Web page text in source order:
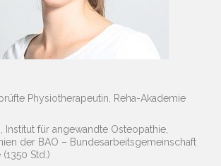
Physiotherapeutin, Reha-Akademie
Institut für angewandte Osteopathie,
der BAO – Bundesarbeitsgemeinschaft
Std.)